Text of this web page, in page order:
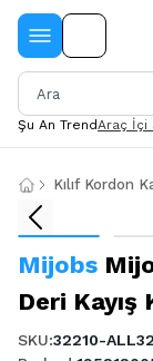
Şu An TrendAraç İçi
Kılıf Kordon
Mijobs
Deri Kayış
SKU:32210-